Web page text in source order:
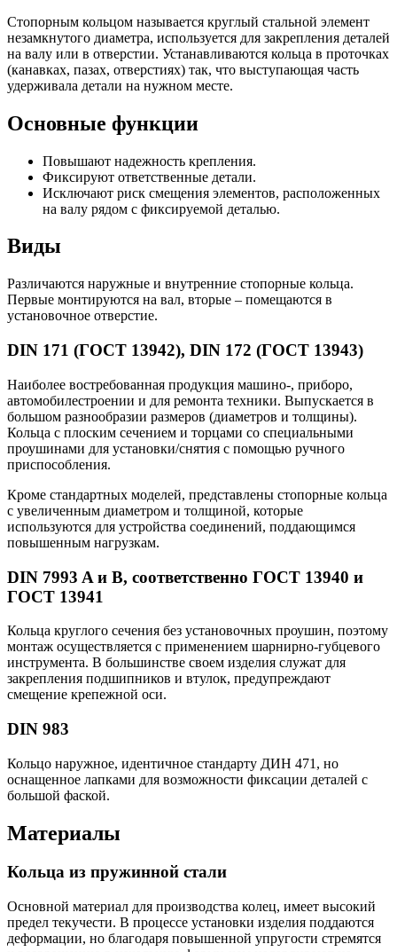
Стопорным кольцом называется круглый стальной элемент
незамкнутого диаметра, используется для закрепления деталей
на валу или в отверстии. Устанавливаются кольца в проточках
(канавках, пазах, отверстиях) так, что выступающая часть
удерживала детали на нужном месте.
Основные функции
Повышают надежность крепления.
Фиксируют ответственные детали.
Исключают риск смещения элементов, расположенных
на валу рядом с фиксируемой деталью.
Виды
Различаются наружные и внутренние стопорные кольца.
Первые монтируются на вал, вторые – помещаются в
установочное отверстие.
DIN 171 (ГОСТ 13942), DIN 172 (ГОСТ 13943)
Наиболее востребованная продукция машино-, приборо,
автомобилестроении и для ремонта техники. Выпускается в
большом разнообразии размеров (диаметров и толщины).
Кольца с плоским сечением и торцами со специальными
проушинами для установки/снятия с помощью ручного
приспособления.
Кроме стандартных моделей, представлены стопорные кольца
с увеличенным диаметром и толщиной, которые
используются для устройства соединений, поддающимся
повышенным нагрузкам.
DIN 7993 A и B, соответственно ГОСТ 13940 и
ГОСТ 13941
Кольца круглого сечения без установочных проушин, поэтому
монтаж осуществляется с применением шарнирно-губцевого
инструмента. В большинстве своем изделия служат для
закрепления подшипников и втулок, предупреждают
смещение крепежной оси.
DIN 983
Кольцо наружное, идентичное стандарту ДИН 471, но
оснащенное лапками для возможности фиксации деталей с
большой фаской.
Материалы
Кольца из пружинной стали
Основной материал для производства колец, имеет высокий
предел текучести. В процессе установки изделия поддаются
деформации, но благодаря повышенной упругости стремятся